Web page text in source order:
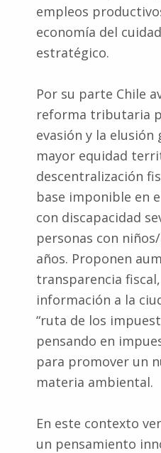
empleos
economía del
estratégico.
Por su parte Chile
reforma tributaria
evasión y la elusión
mayor equidad
descentralización
base imponible en
con discapacidad
personas con
años. Proponen
transparencia
información a la
“ruta de los
pensando en
para promover un
materia ambiental.
En este contexto
un pensamiento